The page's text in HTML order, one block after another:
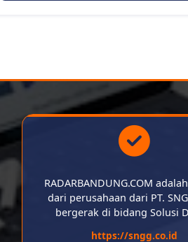
RADARBANDUNG.COM
dari perusahaan dari PT.
bergerak di bidang Solusi
https://sngg.co.id